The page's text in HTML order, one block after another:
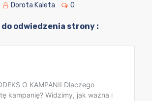
Dorota Kaleta 0
odwiedzenia strony :